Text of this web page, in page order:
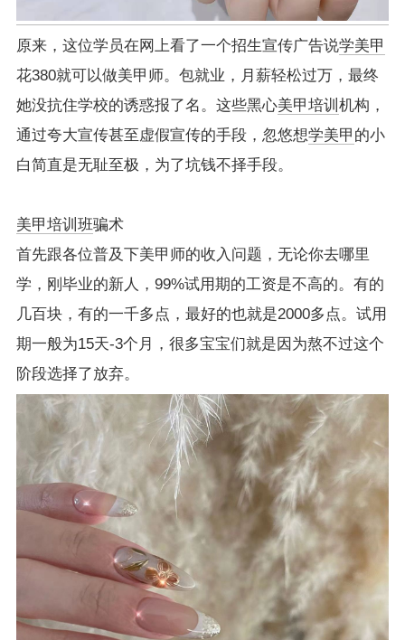
原来，这位学员在网上看了一个招生宣传广告说学美甲
花380就可以做美甲师。包就业，月薪轻松过万，最终
她没抗住学校的诱惑报了名。这些黑心美甲培训 机构，
通过夸大宣传甚至虚假宣传的手段，忽悠想学美甲 的小
白简直是无耻至极，为了坑钱不择手段。
美甲培训班骗术
首先跟各位普及下美甲师的收入问题，无论你去哪里
学，刚毕业的新人，99%试用期的工资是不高的。有的
几百块，有的一千多点，最好的也就是2000多点。试用
期一般为15天-3个月，很多宝宝们就是因为熬不过这个
阶段选择了放弃。